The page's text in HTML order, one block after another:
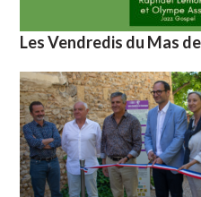
Les Vendredis du Mas